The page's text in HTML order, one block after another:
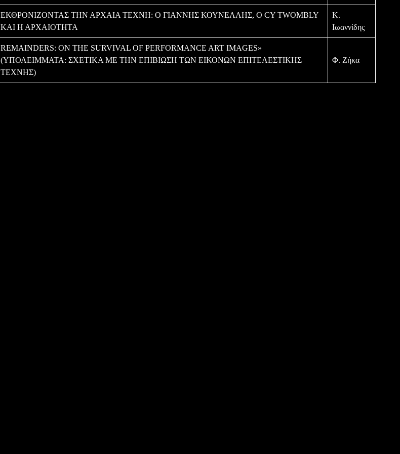
ΕΚΘΡΟΝΙΖΟΝΤΑΣ ΤΗΝ ΑΡΧΑΙΑ ΤΕΧΝΗ: Ο ΓΙΑΝΝΗΣ ΚΟΥΝΕΛΛΗΣ, Ο CY TWOMBLY
ΚΑΙ Η ΑΡΧΑΙΟΤΗΤΑ
Κ.
Ιωαννίδης
REMAINDERS: ON THE SURVIVAL OF PERFORMANCE ART IMAGES»
(ΥΠΟΛΕΙΜΜΑΤΑ: ΣΧΕΤΙΚΑ ΜΕ ΤΗΝ ΕΠΙΒΙΩΣΗ ΤΩΝ ΕΙΚΟΝΩΝ ΕΠΙΤΕΛΕΣΤΙΚΗΣ
ΤΕΧΝΗΣ)
Φ. Ζήκα